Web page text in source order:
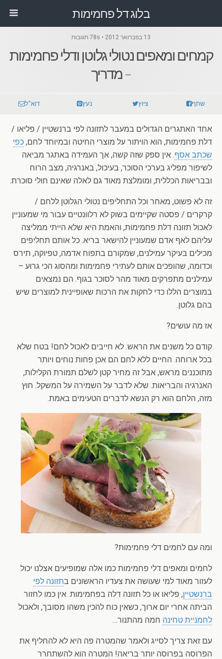
בלוג דל פחמימות
13 בפברואר 2012 • 78s תגובות
קמחים ומאפים נטולי גלוטן ודלי פחמימות
– מדריך
שתף ציוץ נעץ דוא"ל
אחד האתגרים הגדולים במעבר לתזונה לפי ברנשטיין / פליאו /
דלת פחמימות, הוא הויתור על מוצרי החיטה ובמיוחד לחם, כפי
שכתב אסף. אין ספק שזה קשה, אך העמידה באתגר מביאה
לשיפור מפליג בערכי הסוכר, בעיכול, באנרגיה, מצב הרוח
ובבריאות הכללית, ומומלצת מאוד גם לאלה שאינם חולי סוכרת.
זה לא פשוט, מאחר וכל התחליפים נטולי הגלוטן ללחם /
קרקרים / פסטה שקיימים בשוק לא רלוונטיים עבור מי שמעוניין
לאכול תזונה דלת פחמימות, והאמת היא שלא הייתי ממליצה
עליהם לאף אדם שמעוניין להישאר בריא. כל אותם תחליפים
מכילים בעיקר עמילנים, שמקורם בתפוח אדמה, טפיוקה, תירס
וכדומה, שהופכים אותם לעתירי פחמימות ומהסוג הכי גרוע –
עמילנים מתפרקים מאוד מהר לסוכר בגוף. הם נמצאים
במוצרים הללו כדי לחקות את הרכות שאופיינית למוצרים שיש
בהם גלוטן.
אז מה עושים?
קודם כל משנים את הראש. לא חייבים לאכול לחם! בטח שלא
בכל ארוחה. החיים ללא לחם הם אכן פחות נוחים ויותר
מתוכננים מראש, אבל זה מחיר קטן לשלם תמורת הקלילות,
האנרגיה והבריאות. שלא לדבר על השמירה על המשקל. חוץ
מזה, הלחם הוא רק הנשא לדברים הטעימים באמת.
ומה עם לחמים דלי פחמימות?
לחמים ומאפים דלי פחמימות כמו אלה שמופיעים אצלנו יכול
לעזור מאוד למי שעושה את צעדיו הראשונים בתזונה לפי
ברנשטיין, פליאו או כל תזונה דלה בפחמימות. אין כמו לחזור
הביתה אחרי יום ארוך, כשאין כוח להכין משהו מסובך, ולאכול
לחמניית טחינה חמה מהתנור…
עם זאת צריך לסייג ולאמר שהמטרה פה היא לא להחליף את
הפרוסה בפרוסה יותר בריאה! המטרה הוא להשתחרר